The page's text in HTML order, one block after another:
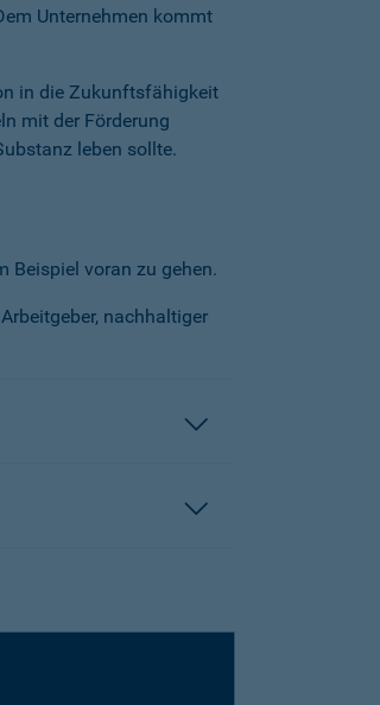
Unternehmen kommt
in die Zukunftsfähigkeit
mit der Förderung
leben sollte.
Beispiel voran zu gehen.
nachhaltiger